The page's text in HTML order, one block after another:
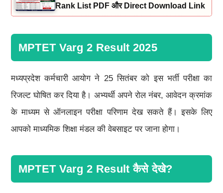
Rank List PDF और Direct Download Link
MPTET Varg 2 Result 2025
मध्यप्रदेश कर्मचारी आयोग ने 25 सितंबर को इस भर्ती परीक्षा का
रिजल्ट घोषित कर दिया है। अभ्यर्थी अपने रोल नंबर, आवेदन क्रमांक
के माध्यम से ऑनलाइन परीक्षा परिणाम देख सकते हैं। इसके लिए
आपको माध्यमिक शिक्षा मंडल की वेबसाइट पर जाना होगा।
MPTET Varg 2 Result कैसे देखे?